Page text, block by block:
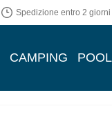
Spedizione entro 2
CAMPING POOL